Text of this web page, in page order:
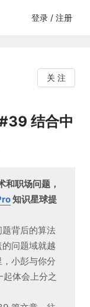
登录 / 注册
关 注
结合中
职场问题，
知识星球提
背后的算法
问题域就越
小彭与你分
体会上分之